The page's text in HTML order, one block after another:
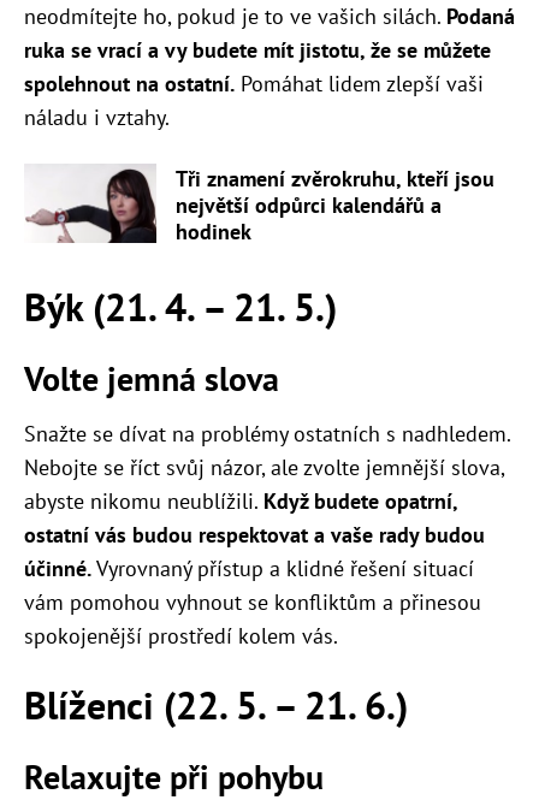
neodmítejte ho, pokud je to ve vašich silách. Podaná
ruka se vrací a vy budete mít jistotu, že se můžete
spolehnout na ostatní. Pomáhat lidem zlepší vaši
náladu i vztahy.
Tři znamení zvěrokruhu, kteří jsou
největší odpůrci kalendářů a
hodinek
Býk (21. 4. – 21. 5.)
Volte jemná slova
Snažte se dívat na problémy ostatních s nadhledem.
Nebojte se říct svůj názor, ale zvolte jemnější slova,
abyste nikomu neublížili. Když budete opatrní,
ostatní vás budou respektovat a vaše rady budou
účinné.Vyrovnaný přístup a klidné řešení situací
vám pomohou vyhnout se konfliktům a přinesou
spokojenější prostředí kolem vás.
Blíženci (22. 5. – 21. 6.)
Relaxujte při pohybu